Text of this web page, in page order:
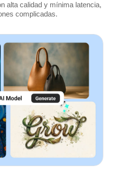
alta calidad y mínima latencia,
complicadas.